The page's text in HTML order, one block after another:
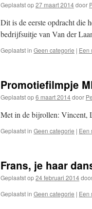
Geplaatst op27 maart 2014door
Dit is de eerste opdracht die
bedrijfsuitje van Van der
Geplaatst in Geen categorie | Een
Promotiefilmpje
Geplaatst op6 maart 2014door
Met in de bijrollen: Vincent,
Geplaatst in Geen categorie | Een
Frans, je haar
Geplaatst op24 februari 2014
Geplaatst in Geen categorie | Een